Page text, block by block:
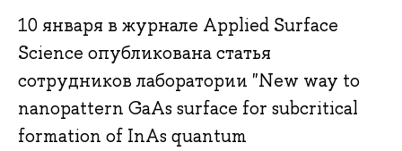
10 января в журнале Applied Surface
Science опубликована статья
сотрудников лаборатории "New way to
nanopattern GaAs surface for subcritical
formation of InAs quantum